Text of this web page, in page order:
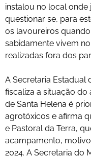
instalou no local
questionar se, para
os lavoureiros
sabidamente vivem
realizadas fora dos
A Secretaria Estadual
fiscaliza a situação
de Santa Helena é
agrotóxicos e afirma
e Pastoral da Terra,
acampamento,
2024. A Secretaria do